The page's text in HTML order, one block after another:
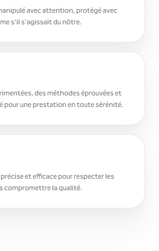
avec attention, protégé avec
s'il s'agissait du nôtre.
des méthodes éprouvées et
pour une prestation en toute sérénité.
et efficace pour respecter les
compromettre la qualité.